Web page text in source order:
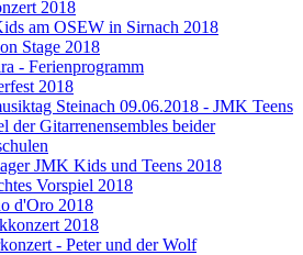
2018
am OSEW in Sirnach 2018
Stage 2018
- Ferienprogramm
2018
Steinach 09.06.2018 - JMK Teens
der Gitarrenensembles beider
JMK Kids und Teens 2018
Vorspiel 2018
d'Oro 2018
2018
- Peter und der Wolf